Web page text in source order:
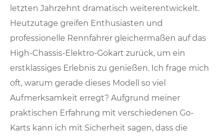
letzten Jahrzehnt dramatisch weiterentwickelt.
Heutzutage greifen Enthusiasten und
professionelle Rennfahrer gleichermaßen auf das
High-Chassis-Elektro-Gokart zurück, um ein
erstklassiges Erlebnis zu genießen. Ich frage mich
oft, warum gerade dieses Modell so viel
Aufmerksamkeit erregt? Aufgrund meiner
praktischen Erfahrung mit verschiedenen Go-
Karts kann ich mit Sicherheit sagen, dass die